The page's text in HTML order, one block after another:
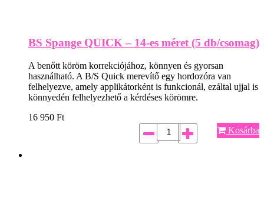
BS Spange QUICK – 14-es méret (5 db/csomag)
A benőtt köröm korrekciójához, könnyen és gyorsan
használható. A B/S Quick merevítő egy hordozóra van
felhelyezve, amely applikátorként is funkcionál, ezáltal ujjal is
könnyedén felhelyezhető a kérdéses körömre.
16 950 Ft
Kosárba